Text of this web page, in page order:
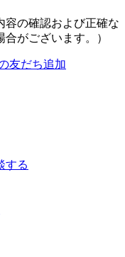
容の確認および正確な
がございます。）
友だち追加
する